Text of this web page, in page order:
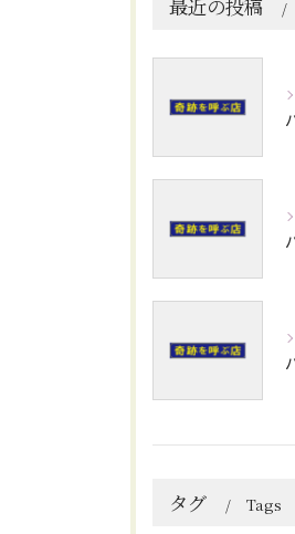
最近の投稿
タグ Tags